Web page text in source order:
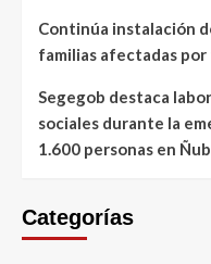
Continúa instalación
familias afectadas
Segegob destaca
sociales durante la
1.600 personas en
Categorías